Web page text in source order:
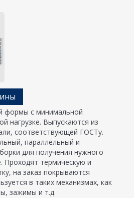
формы с минимальной
нагрузке. Выпускаются из
соответствующей ГОСТу.
параллельный и
для получения нужного
Проходят термическую и
на заказ покрываются
в таких механизмах, как
зажимы и т.д.